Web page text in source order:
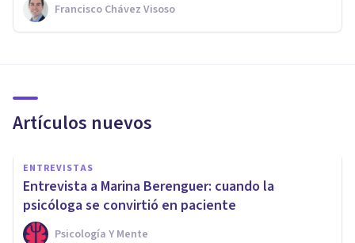
Francisco Chávez Visoso
Artículos nuevos
ENTREVISTAS
Entrevista a Marina Berenguer: cuando la
psicóloga se convirtió en paciente
Psicología Y Mente